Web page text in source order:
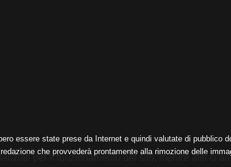
essere state prese da Internet e quindi valutate di pubblico
che provvederà prontamente alla rimozione delle
per il funzionamento del sito, mentre altri ci